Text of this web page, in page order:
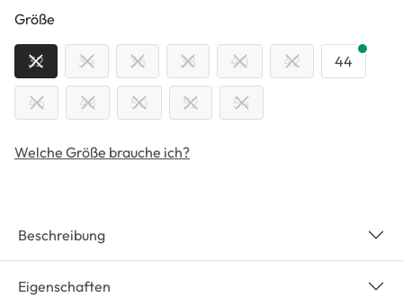
Größe
32 34 36 38 40 42 44
46 48 50 52 54
Welche Größe brauche ich?
Beschreibung
Eigenschaften